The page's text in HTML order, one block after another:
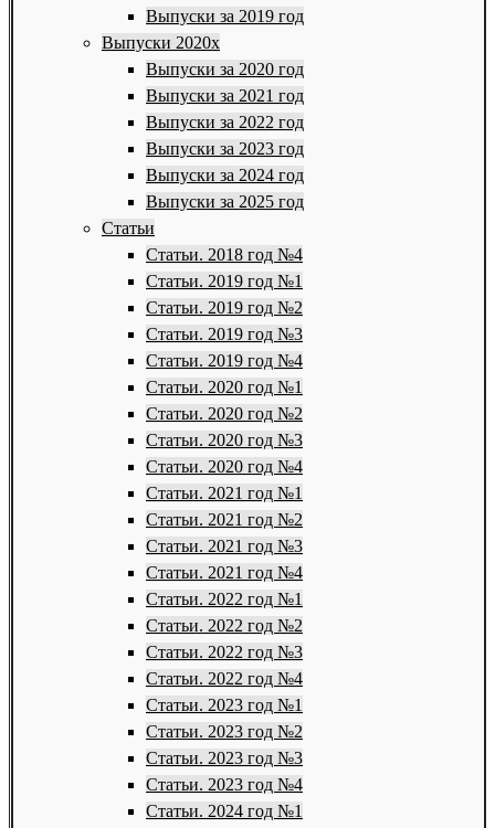
Выпуски за 2019 год
Выпуски 2020х
Выпуски за 2020 год
Выпуски за 2021 год
Выпуски за 2022 год
Выпуски за 2023 год
Выпуски за 2024 год
Выпуски за 2025 год
Статьи
Статьи. 2018 год №4
Статьи. 2019 год №1
Статьи. 2019 год №2
Статьи. 2019 год №3
Статьи. 2019 год №4
Статьи. 2020 год №1
Статьи. 2020 год №2
Статьи. 2020 год №3
Статьи. 2020 год №4
Статьи. 2021 год №1
Статьи. 2021 год №2
Статьи. 2021 год №3
Статьи. 2021 год №4
Статьи. 2022 год №1
Статьи. 2022 год №2
Статьи. 2022 год №3
Статьи. 2022 год №4
Статьи. 2023 год №1
Статьи. 2023 год №2
Статьи. 2023 год №3
Статьи. 2023 год №4
Статьи. 2024 год №1